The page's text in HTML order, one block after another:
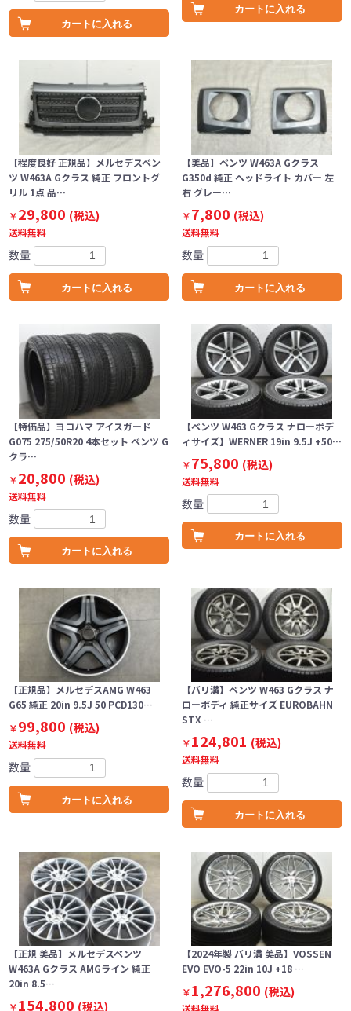
カートに入れる
カートに入れる
【程度良好 正規品】メルセデスベン
ツ W463A Gクラス 純正 フロントグ
リル 1点 品…
￥29,800 (税込)
送料無料
数量
カートに入れる
【美品】ベンツ W463A Gクラス
G350d 純正 ヘッドライト カバー 左
右 グレー…
￥7,800 (税込)
送料無料
数量
カートに入れる
【特価品】ヨコハマ アイスガード
G075 275/50R20 4本セット ベンツ G
クラ…
￥20,800 (税込)
送料無料
数量
カートに入れる
【ベンツ W463 Gクラス ナローボデ
ィサイズ】WERNER 19in 9.5J +50…
￥75,800 (税込)
送料無料
数量
カートに入れる
【正規品】メルセデスAMG W463
G65 純正 20in 9.5J 50 PCD130…
￥99,800 (税込)
送料無料
数量
カートに入れる
【バリ溝】ベンツ W463 Gクラス ナ
ローボディ 純正サイズ EUROBAHN
STX …
￥124,801 (税込)
送料無料
数量
カートに入れる
【正規 美品】メルセデスベンツ
W463A Gクラス AMGライン 純正
20in 8.5…
￥154,800 (税込)
【2024年製 バリ溝 美品】VOSSEN
EVO EVO-5 22in 10J +18 …
￥1,276,800 (税込)
送料無料